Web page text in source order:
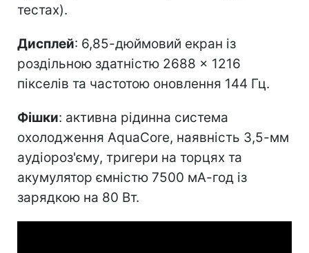
тестах).
Дисплей: 6,85-дюймовий екран із
роздільною здатністю 2688 × 1216
пікселів та частотою оновлення 144 Гц.
Фішки: активна рідинна система
охолодження AquaCore, наявність 3,5-мм
аудіороз'єму, тригери на торцях та
акумулятор ємністю 7500 мА-год із
зарядкою на 80 Вт.